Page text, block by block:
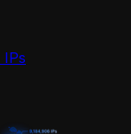
IPs